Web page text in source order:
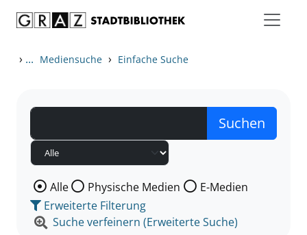
› ... Mediensuche › Einfache Suche
Wählen Sie die Medienart nach der Sie suchen wollen.
Alle Physische Medien
E-Medien
Erweiterte Filterung
Suche verfeinern (Erweiterte Suche)